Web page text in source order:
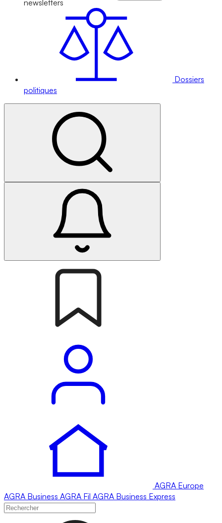
newsletters
Dossiers
politiques
AGRA Europe
AGRA Business AGRA Fil AGRA Business Express